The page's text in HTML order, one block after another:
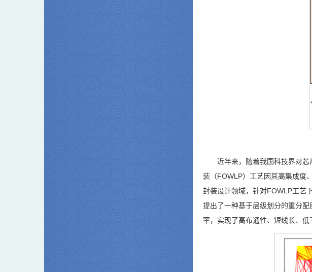
近年来，随着我国科技界对
装（FOWLP）工艺因其高集成度
封装设计领域，针对FOWLP工艺
提出了一种基于层级划分的重分
率，实现了高布通性、短线长、低